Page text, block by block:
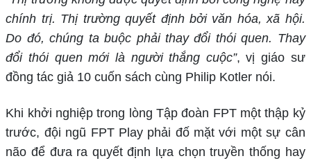
chính trị. Thị trường quyết định bởi văn hóa, xã hội.
Do đó, chúng ta buộc phải thay đổi thói quen. Thay
đổi thói quen mới là người thắng cuộc”, vị giáo sư
đồng tác giả 10 cuốn sách cùng Philip Kotler nói.
Khi khởi nghiệp trong lòng Tập đoàn FPT một thập kỷ
trước, đội ngũ FPT Play phải đố mặt với một sự cân
não để đưa ra quyết định lựa chọn truyền thống hay